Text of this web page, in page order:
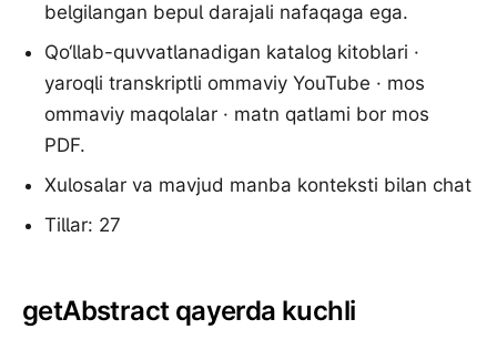
belgilangan bepul darajali nafaqaga ega.
Qo‘llab-quvvatlanadigan katalog kitoblari ·
yaroqli transkriptli ommaviy YouTube · mos
ommaviy maqolalar · matn qatlami bor mos
PDF.
Xulosalar va mavjud manba konteksti bilan chat
Tillar: 27
getAbstract qayerda kuchli